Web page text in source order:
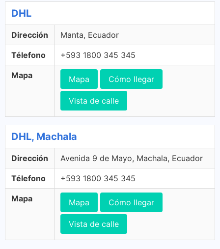
DHL
Dirección Manta, Ecuador
Télefono +593 1800 345 345
Mapa Mapa Cómo llegar
Vista de calle
DHL, Machala
Dirección Avenida 9 de Mayo, Machala, Ecuador
Télefono +593 1800 345 345
Mapa Mapa Cómo llegar
Vista de calle